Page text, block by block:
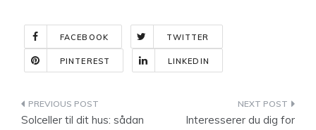
FACEBOOK TWITTER
PINTEREST LINKEDIN
Indlægsnavigation
Solceller til dit hus: sådan
Interesserer du dig for